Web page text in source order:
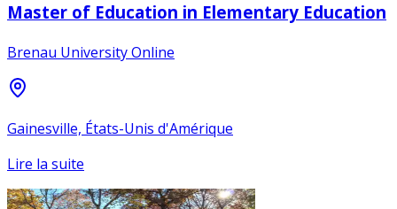
Master of Education in Elementary Education
Brenau University Online
Gainesville, États-Unis d'Amérique
Lire la suite